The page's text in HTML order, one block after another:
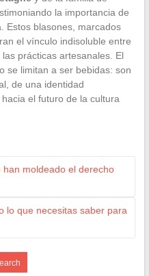
la importancia de
Estos blasones, marcados
el vínculo indisoluble entre
prácticas artesanales. El
se limitan a ser bebidas: son
de una identidad
el futuro de la cultura
moldeado el derecho
lo que necesitas saber para